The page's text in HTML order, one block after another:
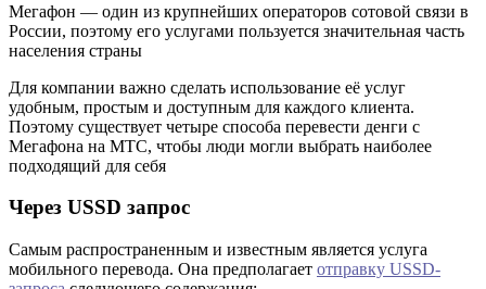
Мегафон — один из крупнейших операторов сотовой связи в
России, поэтому его услугами пользуется значительная часть
населения страны
Для компании важно сделать использование её услуг
удобным, простым и доступным для каждого клиента.
Поэтому существует четыре способа перевести денги с
Мегафона на МТС, чтобы люди могли выбрать наиболее
подходящий для себя
Через USSD запрос
Самым распространенным и известным является услуга
мобильного перевода. Она предполагает отправку USSD-